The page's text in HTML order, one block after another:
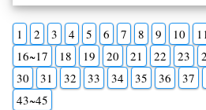
1 2 3 4 5 6 7 8 9 10 11
16~17
18 19 20 21 22 23
30
31 32 33 34 35 36 37
43~45